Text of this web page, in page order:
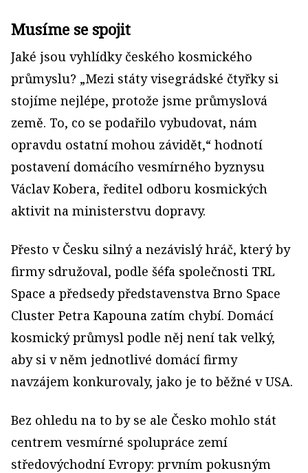
Musíme se spojit
Jaké jsou vyhlídky českého kosmického
průmyslu? „Mezi státy visegrádské čtyřky si
stojíme nejlépe, protože jsme průmyslová
země. To, co se podařilo vybudovat, nám
opravdu ostatní mohou závidět,“ hodnotí
postavení domácího vesmírného byznysu
Václav Kobera, ředitel odboru kosmických
aktivit na ministerstvu dopravy.
Přesto v Česku silný a nezávislý hráč, který by
firmy sdružoval, podle šéfa společnosti TRL
Space a předsedy představenstva Brno Space
Cluster Petra Kapouna zatím chybí. Domácí
kosmický průmysl podle něj není tak velký,
aby si v něm jednotlivé domácí firmy
navzájem konkurovaly, jako je to běžné v USA.
Bez ohledu na to by se ale Česko mohlo stát
centrem vesmírné spolupráce zemí
středovýchodní Evropy: prvním pokusným